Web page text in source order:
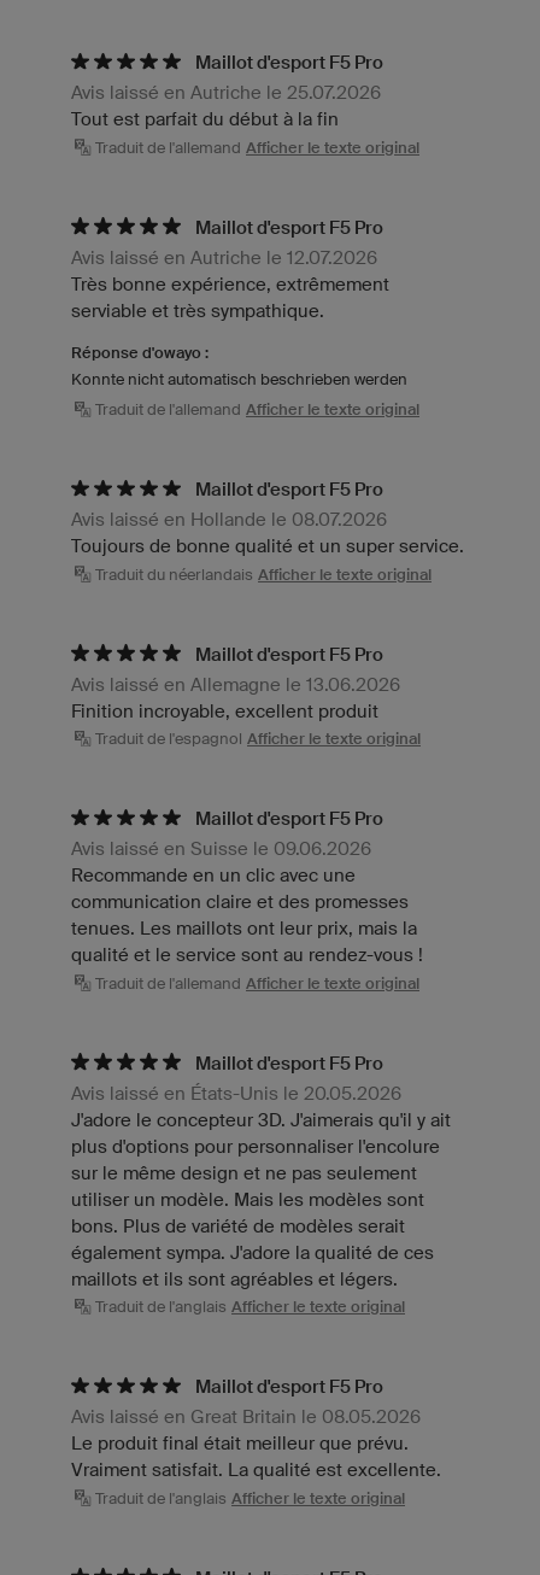
Maillot d'esport F5 Pro
Avis laissé en Autriche le 25.07.2026
Tout est parfait du début à la fin
Traduit de l'allemand Afficher le texte original
Maillot d'esport F5 Pro
Avis laissé en Autriche le 12.07.2026
Très bonne expérience, extrêmement
serviable et très sympathique.
Réponse d'owayo :
Konnte nicht automatisch beschrieben werden
Traduit de l'allemand Afficher le texte original
Maillot d'esport F5 Pro
Avis laissé en Hollande le 08.07.2026
Toujours de bonne qualité et un super service.
Traduit du néerlandais Afficher le texte original
Maillot d'esport F5 Pro
Avis laissé en Allemagne le 13.06.2026
Finition incroyable, excellent produit
Traduit de l'espagnol Afficher le texte original
Maillot d'esport F5 Pro
Avis laissé en Suisse le 09.06.2026
Recommande en un clic avec une
communication claire et des promesses
tenues. Les maillots ont leur prix, mais la
qualité et le service sont au rendez-vous !
Traduit de l'allemand Afficher le texte original
Maillot d'esport F5 Pro
Avis laissé en États-Unis le 20.05.2026
J'adore le concepteur 3D. J'aimerais qu'il y ait
plus d'options pour personnaliser l'encolure
sur le même design et ne pas seulement
utiliser un modèle. Mais les modèles sont
bons. Plus de variété de modèles serait
également sympa. J'adore la qualité de ces
maillots et ils sont agréables et légers.
Traduit de l'anglais Afficher le texte original
Maillot d'esport F5 Pro
Avis laissé en Great Britain le 08.05.2026
Le produit final était meilleur que prévu.
Vraiment satisfait. La qualité est excellente.
Traduit de l'anglais Afficher le texte original